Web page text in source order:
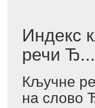
Индекс
речи Ђ...
Кључне
на слово